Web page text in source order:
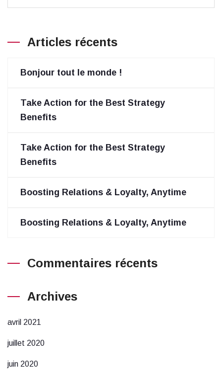
Articles récents
Bonjour tout le monde !
Take Action for the Best Strategy
Benefits
Take Action for the Best Strategy
Benefits
Boosting Relations & Loyalty, Anytime
Boosting Relations & Loyalty, Anytime
Commentaires récents
Archives
avril 2021
juillet 2020
juin 2020